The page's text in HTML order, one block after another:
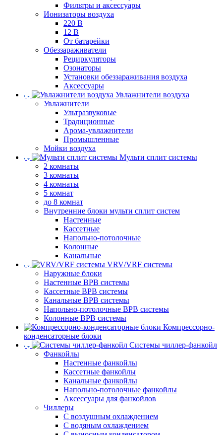
Фильтры и аксессуары
Ионизаторы воздуха
220 В
12 В
От батарейки
Обеззараживатели
Рециркуляторы
Озонаторы
Установки обеззараживания воздуха
Аксессуары
Увлажнители воздуха
Увлажнители
Ультразвуковые
Традиционные
Арома-увлажнители
Промышленные
Мойки воздуха
Мульти сплит системы
2 комнаты
3 комнаты
4 комнаты
5 комнат
до 8 комнат
Внутренние блоки мульти сплит систем
Настенные
Кассетные
Напольно-потолочные
Колонные
Канальные
VRV/VRF системы
Наружные блоки
Настенные ВРВ системы
Кассетные ВРВ системы
Канальные ВРВ системы
Напольно-потолочные ВРВ системы
Колонные ВРВ системы
Компрессорно-
конденсаторные блоки
Системы чиллер-фанкойл
Фанкойлы
Настенные фанкойлы
Кассетные фанкойлы
Канальные фанкойлы
Напольно-потолочные фанкойлы
Аксессуары для фанкойлов
Чиллеры
С воздушным охлаждением
С водяным охлаждением